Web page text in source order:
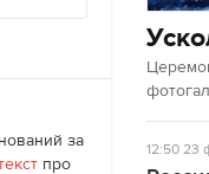
за
про
12:5023